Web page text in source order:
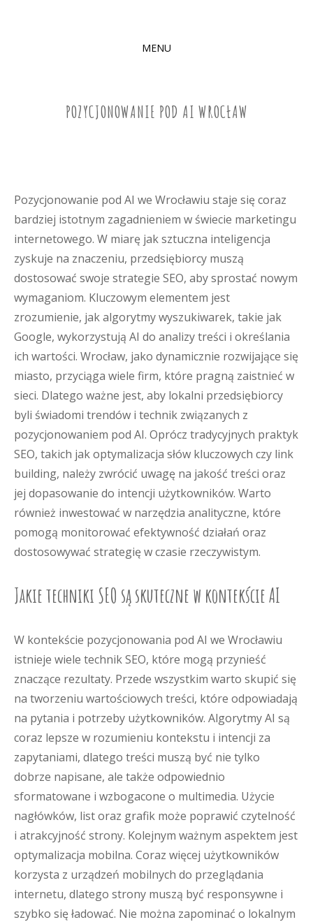
MENU
POZYCJONOWANIE POD AI WROCŁAW
Pozycjonowanie pod AI we Wrocławiu staje się coraz
bardziej istotnym zagadnieniem w świecie marketingu
internetowego. W miarę jak sztuczna inteligencja
zyskuje na znaczeniu, przedsiębiorcy muszą
dostosować swoje strategie SEO, aby sprostać nowym
wymaganiom. Kluczowym elementem jest
zrozumienie, jak algorytmy wyszukiwarek, takie jak
Google, wykorzystują AI do analizy treści i określania
ich wartości. Wrocław, jako dynamicznie rozwijające się
miasto, przyciąga wiele firm, które pragną zaistnieć w
sieci. Dlatego ważne jest, aby lokalni przedsiębiorcy
byli świadomi trendów i technik związanych z
pozycjonowaniem pod AI. Oprócz tradycyjnych praktyk
SEO, takich jak optymalizacja słów kluczowych czy link
building, należy zwrócić uwagę na jakość treści oraz
jej dopasowanie do intencji użytkowników. Warto
również inwestować w narzędzia analityczne, które
pomogą monitorować efektywność działań oraz
dostosowywać strategię w czasie rzeczywistym.
Jakie techniki SEO są skuteczne w kontekście AI
W kontekście pozycjonowania pod AI we Wrocławiu
istnieje wiele technik SEO, które mogą przynieść
znaczące rezultaty. Przede wszystkim warto skupić się
na tworzeniu wartościowych treści, które odpowiadają
na pytania i potrzeby użytkowników. Algorytmy AI są
coraz lepsze w rozumieniu kontekstu i intencji za
zapytaniami, dlatego treści muszą być nie tylko
dobrze napisane, ale także odpowiednio
sformatowane i wzbogacone o multimedia. Użycie
nagłówków, list oraz grafik może poprawić czytelność
i atrakcyjność strony. Kolejnym ważnym aspektem jest
optymalizacja mobilna. Coraz więcej użytkowników
korzysta z urządzeń mobilnych do przeglądania
internetu, dlatego strony muszą być responsywne i
szybko się ładować. Nie można zapominać o lokalnym